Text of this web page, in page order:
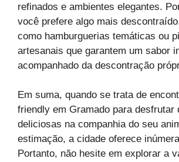
refinados e ambientes elegantes.
você prefere algo mais
como hamburguerias temáticas ou
artesanais que garantem um sabor
acompanhado da descontração
Em suma, quando se trata de
friendly em Gramado para desfrutar
deliciosas na companhia do seu
estimação, a cidade oferece
Portanto, não hesite em explorar a